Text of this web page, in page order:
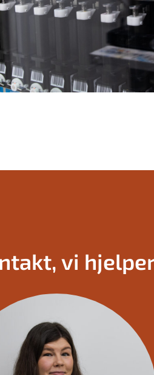
vi